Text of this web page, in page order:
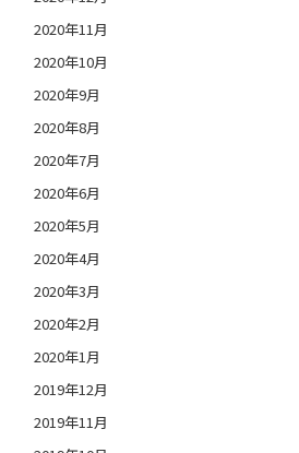
2020年11月
2020年10月
2020年9月
2020年8月
2020年7月
2020年6月
2020年5月
2020年4月
2020年3月
2020年2月
2020年1月
2019年12月
2019年11月